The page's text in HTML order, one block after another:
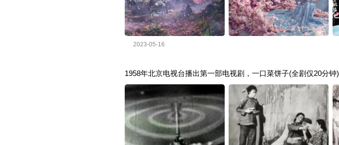
2023-05-16
1958年北京电视台播出第一部电视剧，一口菜饼子(全剧仅20分钟)